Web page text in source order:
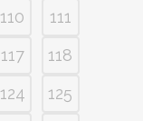
110
111
117
118
124
125